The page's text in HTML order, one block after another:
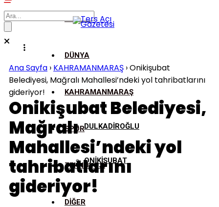
ASAYİŞ
DÜNYA
KAHRAMANMARAŞ
DULKADİROĞLU
ONİKİŞUBAT
SPOR
TEKNOLOJİ
DİĞER
Ana Sayfa › KAHRAMANMARAŞ ›Onikişubat
Belediyesi, Mağralı Mahallesi’ndeki yol tahribatlarını
gideriyor!
Onikişubat Belediyesi,
Mağralı
Mahallesi’ndeki yol
tahribatlarını
gideriyor!